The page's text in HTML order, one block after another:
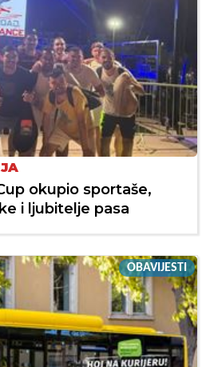
okupio sportaše,
i ljubitelje pasa
OBAVIJESTI